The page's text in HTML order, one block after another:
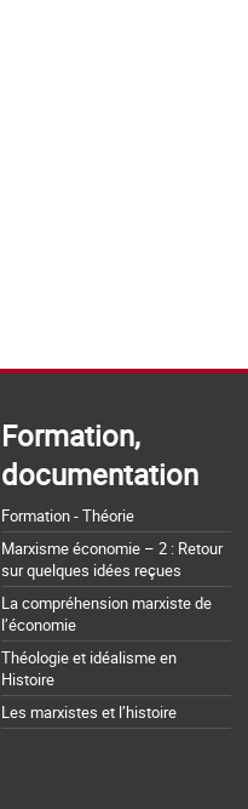
Formation,
documentation
Formation - Théorie
Marxisme économie – 2 : Retour
sur quelques idées reçues
La compréhension marxiste de
l’économie
Théologie et idéalisme en
Histoire
Les marxistes et l’histoire